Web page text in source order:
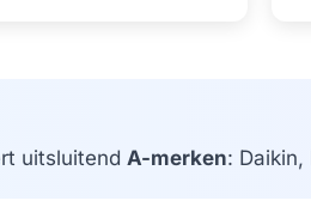
uitsluitend A-merken: